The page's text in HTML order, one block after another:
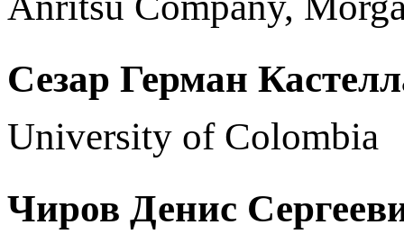
Сезар Герман
University of Colombia
Чиров Денис